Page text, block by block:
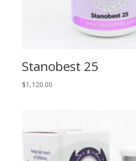
Stanobest 25
$1,120.00